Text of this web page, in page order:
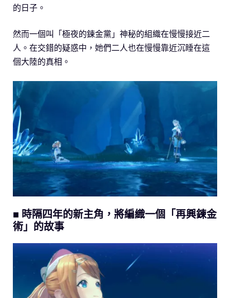
的日子。
然而一個叫「極夜的鍊金黨」神秘的組織在慢慢接近二
人。在交錯的疑惑中，她們二人也在慢慢靠近沉睡在這
個大陸的真相。
■ 時隔四年的新主角，將編織一個「再興鍊金
術」的故事